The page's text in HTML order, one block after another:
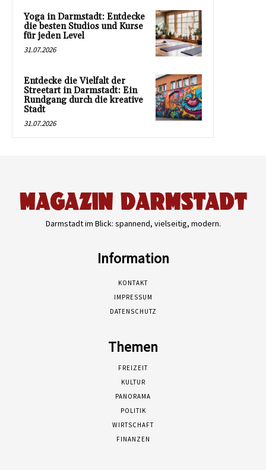
Yoga in Darmstadt: Entdecke
die besten Studios und Kurse
für jeden Level
31.07.2026
Entdecke die Vielfalt der
Streetart in Darmstadt: Ein
Rundgang durch die kreative
Stadt
31.07.2026
Darmstadt im Blick: spannend, vielseitig, modern.
Information
KONTAKT
IMPRESSUM
DATENSCHUTZ
Themen
FREIZEIT
KULTUR
PANORAMA
POLITIK
WIRTSCHAFT
FINANZEN